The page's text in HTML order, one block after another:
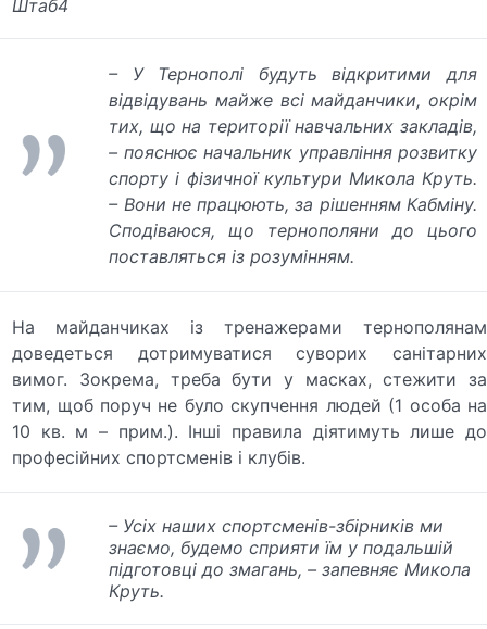
Штаб4
– У Тернополі будуть відкритими для
відвідувань майже всі майданчики, окрім
тих, що на території навчальних закладів,
– пояснює начальник управління розвитку
спорту і фізичної культури Микола Круть.
– Вони не працюють, за рішенням Кабміну.
Сподіваюся, що тернополяни до цього
поставляться із розумінням.
На майданчиках із тренажерами тернополянам
доведеться дотримуватися суворих санітарних
вимог. Зокрема, треба бути у масках, стежити за
тим, щоб поруч не було скупчення людей (1 особа на
10 кв. м – прим.). Інші правила діятимуть лише до
професійних спортсменів і клубів.
– Усіх наших спортсменів-збірників ми
знаємо, будемо сприяти їм у подальшій
підготовці до змагань, – запевняє Микола
Круть.